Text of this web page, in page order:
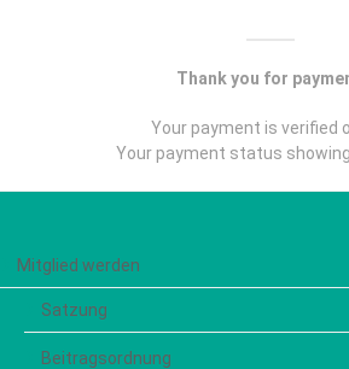
Thank you for
Your payment is verified
Your payment status
Mitglied werden
Satzung
Beitragsordnung